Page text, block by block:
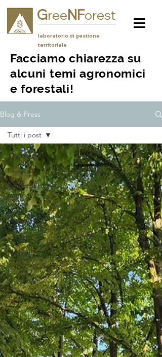
GreeNForest
laboratorio di gestione
territoriale
Facciamo chiarezza su
alcuni temi agronomici
e forestali!
Blog & Press
Tutti i post
News
Avversità per
uomo e
piante
Rigenerazione
urbana: NBS
e SUDS
Ambiente
Tutti i post